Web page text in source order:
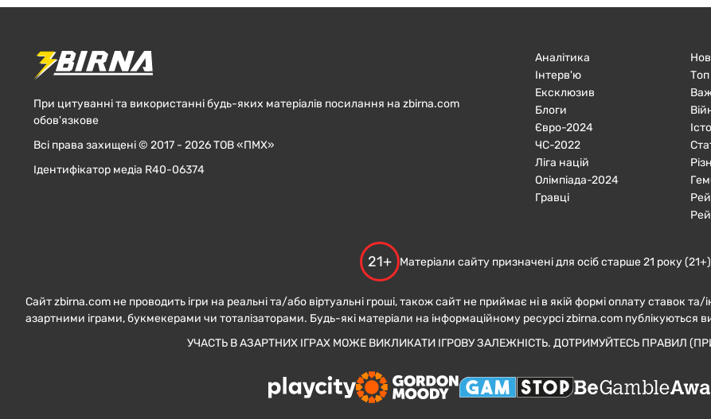
При цитуванні та використанні будь-яких матеріалів посилання на zbirna.com
обов'язкове
Всі права захищені © 2017 - 2026 ТОВ «ПМХ»
Ідентифікатор медіа R40-06374
Аналітика
Інтерв'ю
Ексклюзив
Блоги
Євро-2024
ЧC-2022
Ліга націй
Олімпіада-2024
Гравці
Топ
21+ Матеріали сайту призначені для осіб старше 21 року (21+)
Сайт zbirna.com не проводить ігри на реальні та/або віртуальні гроші, також сайт не приймає ні в якій формі оплату ставок та/
азартними іграми, букмекерами чи тоталізаторами. Будь-які матеріали на інформаційному ресурсі zbirna.com публікуються
УЧАСТЬ В АЗАРТНИХ ІГРАХ МОЖЕ ВИКЛИКАТИ ІГРОВУ ЗАЛЕЖНІСТЬ. ДОТРИМУЙТЕСЬ ПРАВИЛ